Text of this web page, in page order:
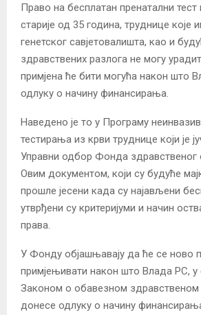
Право на бесплатан пренатални
старије од 35 година, труднице које
генетског савјетовалишта, као и
здравствених разлога не могу
примјена ће бити могућа након што
одлуку о начину финансирања.
Наведено је то у Програму
тестирања из крви труднице који је
Управни одбор Фонда здравственог
Овим документом, који су будуће
прошле јесени када су најављени
утврђени су критеријуми и начин
права.
У Фонду објашњавају да ће се ново
примјењивати након што Влада РС, у
Законом о обавезном здравственом
донесе одлуку о начину